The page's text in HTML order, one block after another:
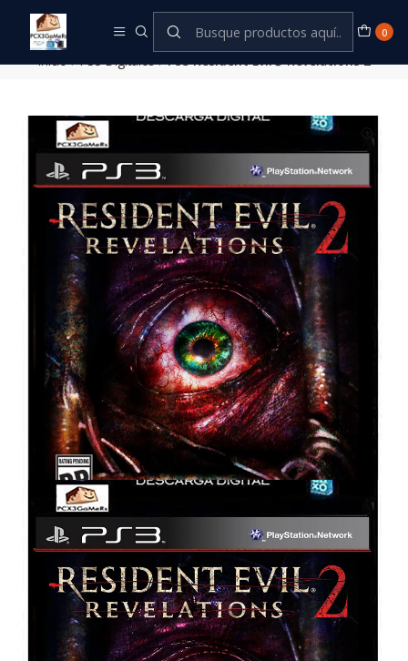
0
Inicio PS3 Digitales PS3 Resident Evil® Revelations 2